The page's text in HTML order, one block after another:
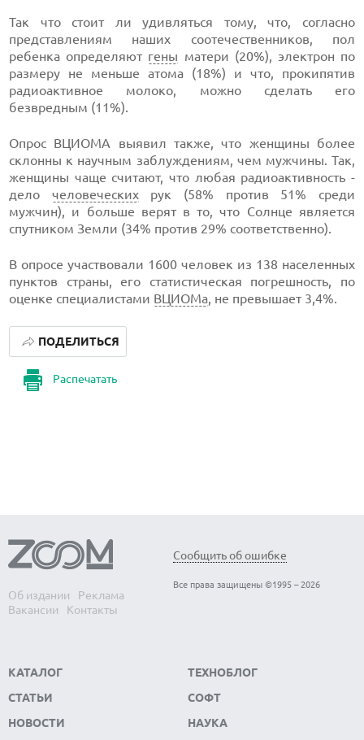
Так что стоит ли удивляться тому, что, согласно
представлениям наших соотечественников, пол
ребенка определяют гены матери (20%), электрон по
размеру не меньше атома (18%) и что, прокипятив
радиоактивное молоко, можно сделать его
безвредным (11%).
Опрос ВЦИОМА выявил также, что женщины более
склонны к научным заблуждениям, чем мужчины. Так,
женщины чаще считают, что любая радиоактивность -
дело человеческихрук (58% против 51% среди
мужчин), и больше верят в то, что Солнце является
спутником Земли (34% против 29% соответственно).
В опросе участвовали 1600 человек из 138 населенных
пунктов страны, его статистическая погрешность, по
оценке специалистами ВЦИОМа, не превышает 3,4%.
Распечатать
ПОДЕЛИТЬСЯ
Об издании
Реклама
Вакансии
Контакты
Сообщить об ошибке
Все права защищены ©1995 – 2026
КАТАЛОГ
СТАТЬИ
НОВОСТИ
ТЕХНОБЛОГ
СОФТ
НАУКА